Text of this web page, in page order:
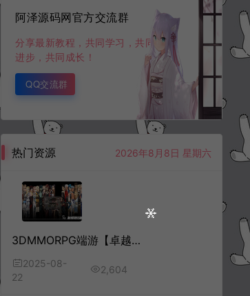
阿泽源码网官方交流群
分享最新教程，共同学习，共同
进步，共同成长！
QQ交流群
热门资源 2026年8月8日 星期六
3DMMORPG端游【卓越之剑V28汉化完整版】8月最新整理Win半手工服务端+网页注册+全套修改教程+GM命令+PC客户端+详细搭建教程
2025-08-
22
2,604